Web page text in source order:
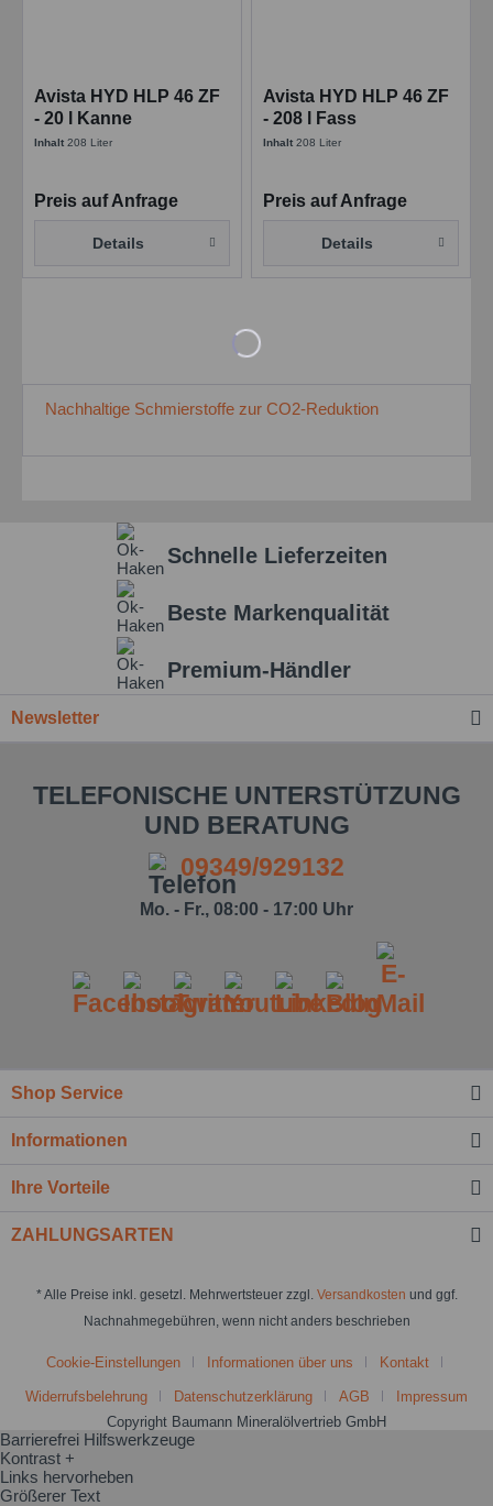
Avista HYD HLP 46 ZF
- 20 l Kanne
Inhalt208 Liter
Preis auf Anfrage
Details
Avista HYD HLP 46 ZF
- 208 l Fass
Inhalt208 Liter
Preis auf Anfrage
Details
Nachhaltige Schmierstoffe zur CO2-Reduktion
Schnelle Lieferzeiten
Beste Markenqualität
Premium-Händler
Newsletter
TELEFONISCHE UNTERSTÜTZUNG
UND BERATUNG
09349/929132
Mo. - Fr., 08:00 - 17:00 Uhr
Shop Service
Informationen
Ihre Vorteile
ZAHLUNGSARTEN
* Alle Preise inkl. gesetzl. Mehrwertsteuer zzgl. Versandkosten und ggf.
Nachnahmegebühren, wenn nicht anders beschrieben
Cookie-Einstellungen Informationen über uns Kontakt
Widerrufsbelehrung Datenschutzerklärung AGB
Impressum
Copyright Baumann Mineralölvertrieb GmbH
Barrierefrei Hilfswerkzeuge
Kontrast +
Links hervorheben
Größerer Text